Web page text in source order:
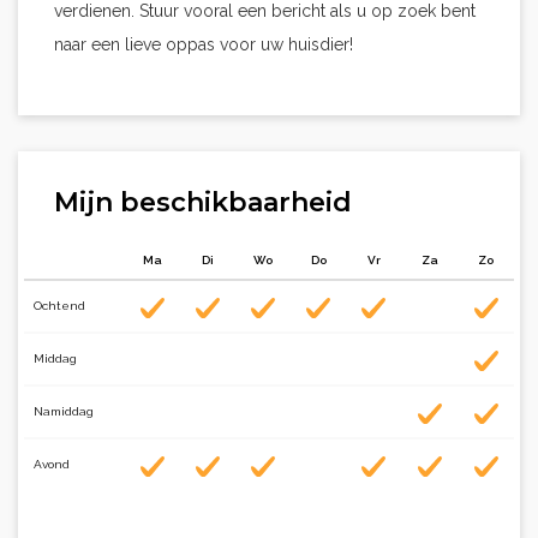
verdienen. Stuur vooral een bericht als u op zoek bent
naar een lieve oppas voor uw huisdier!
Mijn beschikbaarheid
Ma Di Wo Do Vr Za Zo
Ochtend
Middag
Namiddag
Avond